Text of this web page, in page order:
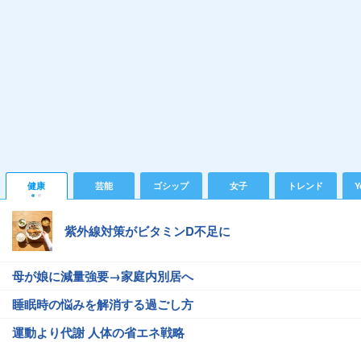
健康 芸能 ゴシップ 女子 トレンド
紫外線対策がビタミンD不足に
母が娘に減量強要→家庭内別居へ
睡眠時の悩みを解消する過ごし方
運動より代謝 人体の省エネ戦略